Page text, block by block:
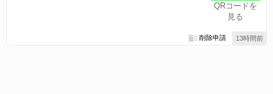
QRコードを
見る
13時間前
削除申請